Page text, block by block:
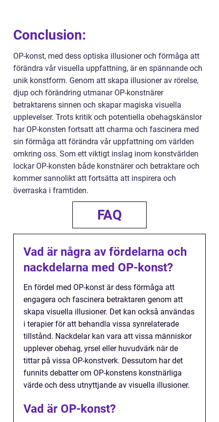
Conclusion:
OP-konst, med dess optiska illusioner och förmåga att
förändra vår visuella uppfattning, är en spännande och
unik konstform. Genom att skapa illusioner av rörelse,
djup och förändring utmanar OP-konstnärer
betraktarens sinnen och skapar magiska visuella
upplevelser. Trots kritik och potentiella obehagskänslor
har OP-konsten fortsatt att charma och fascinera med
sin förmåga att förändra vår uppfattning om världen
omkring oss. Som ett viktigt inslag inom konstvärlden
lockar OP-konsten både konstnärer och betraktare och
kommer sannolikt att fortsätta att inspirera och
överraska i framtiden.
FAQ
Vad är några av fördelarna och
nackdelarna med OP-konst?
En fördel med OP-konst är dess förmåga att
engagera och fascinera betraktaren genom att
skapa visuella illusioner. Det kan också användas
i terapier för att behandla vissa synrelaterade
tillstånd. Nackdelar kan vara att vissa människor
upplever obehag, yrsel eller huvudvärk när de
tittar på vissa OP-konstverk. Dessutom har det
funnits debatter om OP-konstens konstnärliga
värde och dess utnyttjande av visuella illusioner.
Vad är OP-konst?